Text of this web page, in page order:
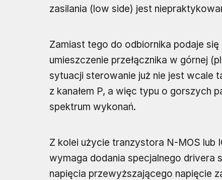
zasilania (low side) jest
Zamiast tego do odbiornika podaje
umieszczenie przełącznika w górnej
sytuacji sterowanie już nie jest wcale
z kanałem P, a więc typu o gorszych
spektrum wykonań.
Z kolei użycie tranzystora N-MOS lub
wymaga dodania specjalnego drivera
napięcia przewyższającego napięcie